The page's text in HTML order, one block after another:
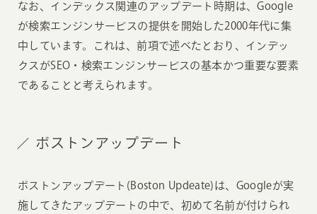
なお、インデックス関連のアップデート時期は、Google
が検索エンジンサービスの提供を開始した2000年代に集
中しています。これは、前項で述べたとおり、インデッ
クスがSEO・検索エンジンサービスの基本かつ重要な要素
であることと考えられます。
ボストンアップデート
ボストンアップデート(Boston Updeate)は、Googleが実
施してきたアップデートの中で、初めて名前が付けられ